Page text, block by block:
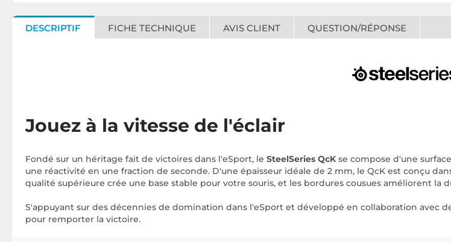
DESCRIPTIF FICHE TECHNIQUE AVIS CLIENT QUESTION/RÉPONSE
Jouez à la vitesse de l'éclair
Fondé sur un héritage fait de victoires dans l'eSport, le SteelSeries QcKse compose d'une
une réactivité en une fraction de seconde. D'une épaisseur idéale de 2 mm, le QcK est conçu
qualité supérieure crée une base stable pour votre souris, et les bordures cousues améliorent
S'appuyant sur des décennies de domination dans l'eSport et développé en collaboration avec
pour remporter la victoire.